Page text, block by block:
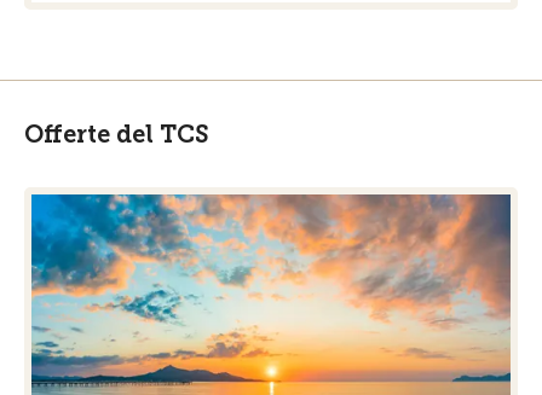
Offerte del TCS